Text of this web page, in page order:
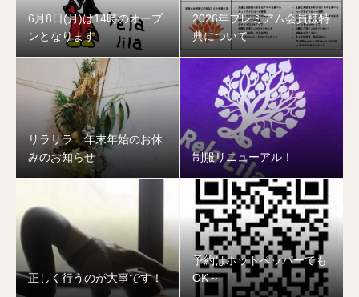
6月8日(月)は14時のオープ
ンとなります
2026年プレミアム会員様特
典について
リラリラ 年末年始のお休
みのお知らせ
制服リニューアル！
正しく行うのが大事です！
予約はホットペッパーでも
OK～